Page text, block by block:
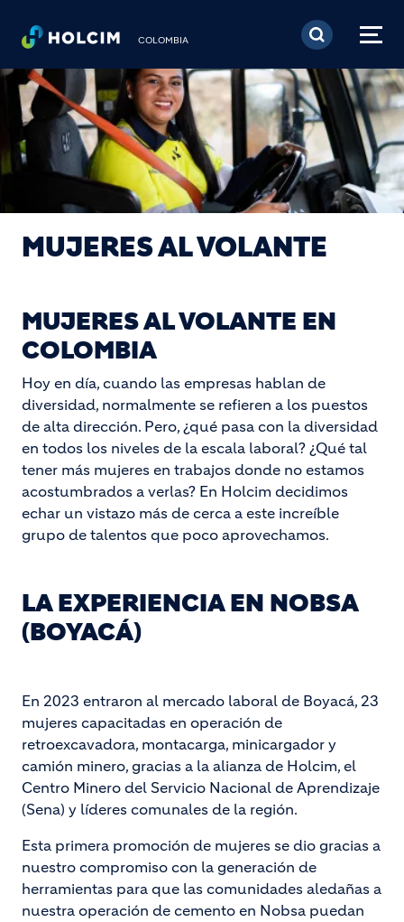
Pasar al contenido
COLOMBIA
MUJERES AL VOLANTE
MUJERES AL VOLANTE EN
COLOMBIA
Hoy en día, cuando las empresas hablan de
diversidad, normalmente se refieren a los puestos
de alta dirección. Pero, ¿qué pasa con la diversidad
en todos los niveles de la escala laboral? ¿Qué tal
tener más mujeres en trabajos donde no estamos
acostumbrados a verlas? En Holcim decidimos
echar un vistazo más de cerca a este increíble
grupo de talentos que poco aprovechamos.
LA EXPERIENCIA EN NOBSA
(BOYACÁ)
En 2023 entraron al mercado laboral de Boyacá, 23
mujeres capacitadas en operación de
retroexcavadora, montacarga, minicargador y
camión minero, gracias a la alianza de Holcim, el
Centro Minero del Servicio Nacional de Aprendizaje
(Sena) y líderes comunales de la región.
Esta primera promoción de mujeres se dio gracias a
nuestro compromiso con la generación de
herramientas para que las comunidades aledañas a
nuestra operación de cemento en Nobsa puedan